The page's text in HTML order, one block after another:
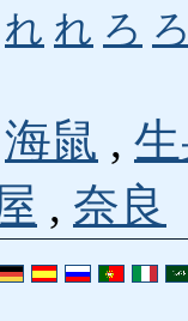
れ れ ろ
海鼠 ,
, 奈良